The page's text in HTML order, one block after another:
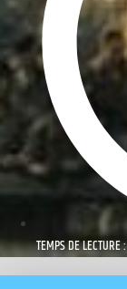
TEMPS DE